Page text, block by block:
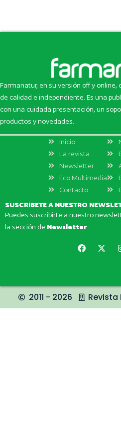
Farmanatur, en su versión off y
de calidad e independiente. Es una
con una cuidada presentación, un
productos y novedades.
Inicio
La revista
Newsletter
Eco Multimedia
Contacto
SUSCRÍBETE A NUESTRO
Puedes suscribirte a nuestro
la sección de Newsletter
2011 - 2026